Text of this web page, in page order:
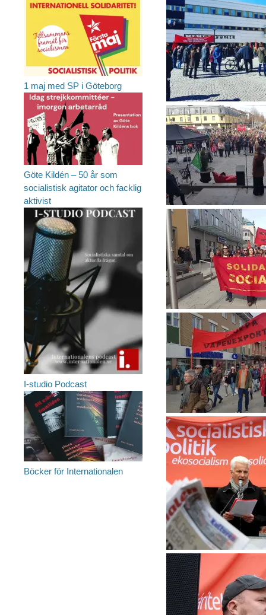
1 maj med SP i Göteborg
Göte Kildén – 50 år som
socialistisk agitator och facklig
aktivist
I-studio Podcast
Böcker för Internationalen